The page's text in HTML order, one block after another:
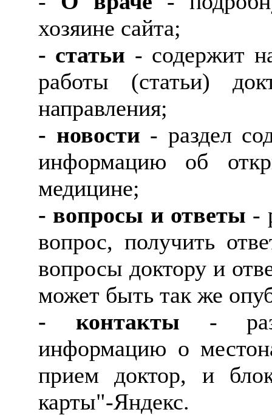
хозяине сайта;
- статьи - содержит
работы (статьи)
направления;
- новости - раздел
информацию об
медицине;
- вопросы и ответы -
вопрос, получить
вопросы доктору и
может быть так же
- контакты -
информацию о
прием доктор, и
карты"-Яндекс.